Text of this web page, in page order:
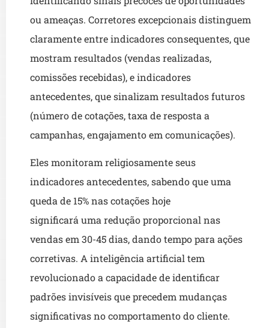
ou ameaças. Corretores excepcionais distinguem
claramente entre indicadores consequentes, que
mostram resultados (vendas realizadas,
comissões recebidas), e indicadores
antecedentes, que sinalizam resultados futuros
(número de cotações, taxa de resposta a
campanhas, engajamento em comunicações).
Eles monitoram religiosamente seus
indicadores antecedentes, sabendo que uma
queda de 15% nas cotações hoje
significará uma redução proporcional nas
vendas em 30-45 dias, dando tempo para ações
corretivas. A inteligência artificial tem
revolucionado a capacidade de identificar
padrões invisíveis que precedem mudanças
significativas no comportamento do cliente.